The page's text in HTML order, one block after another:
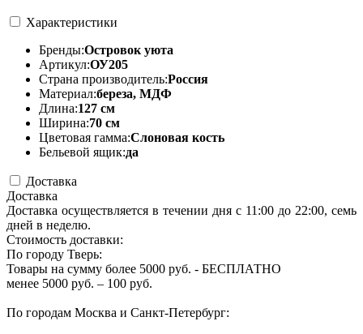
Характеристики
Бренды:Островок уюта
Артикул:ОУ205
Страна производитель:Россия
Материал:береза, МДФ
Длина:127 см
Ширина:70 см
Цветовая гамма:Слоновая кость
Бельевой ящик:да
Доставка
Доставка
Доставка осуществляется в течении дня с 11:00 до 22:00, семь
дней в неделю.
Стоимость доставки:
По городу Тверь:
Товары на сумму более 5000 руб. - БЕСПЛАТНО
менее 5000 руб. – 100 руб.
По городам Москва и Санкт-Петербург: